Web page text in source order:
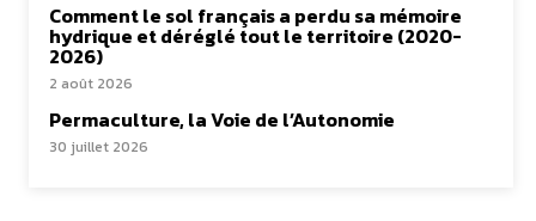
Comment le sol français a perdu sa mémoire
hydrique et déréglé tout le territoire (2020-
2026)
2 août 2026
Permaculture, la Voie de l’Autonomie
30 juillet 2026